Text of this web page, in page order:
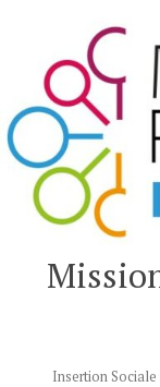
contenu
Insertion Sociale